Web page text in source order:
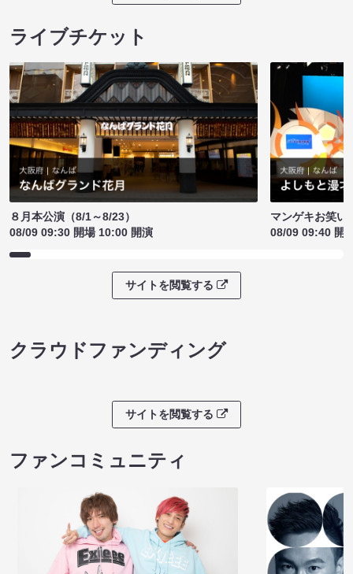
ライブチケット
８月本公演（8/1～8/23）
08/09 09:30 開場 10:00 開演
マンゲキお笑い
08/09 09:40 開
サイトを閲覧する
クラウドファンディング
サイトを閲覧する
ファンコミュニティ